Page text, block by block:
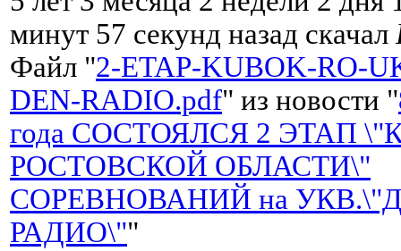
минут 57 секунд назад скачал
Файл "2-ETAP-KUBOK-RO-
DEN-RADIO.pdf" из новости "
года СОСТОЯЛСЯ 2 ЭТАП
РОСТОВСКОЙ ОБЛАСТИ\"
СОРЕВНОВАНИЙ на
РАДИО\""